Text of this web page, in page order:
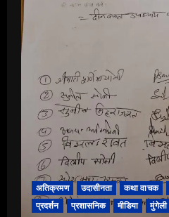
के
अगले
फैसला,
व्यक्तिगत
कारणों
का
हवाला
देकर
दायित्वों
से
हुए
अलग
वक्फ
बोर्ड
के
अध्यक्ष
अतिक्रमण उदासीनता कथा वाचक
प्रदर्शन
प्रशासनिक मीडिया मुंगेली